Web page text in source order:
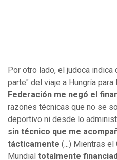
Por otro lado, el judoca
parte" del viaje a Hungría
Federación me negó el
razones técnicas que no se
deportivo ni desde lo
sin técnico que me
tácticamente (...) Mientras el
Mundial totalmente